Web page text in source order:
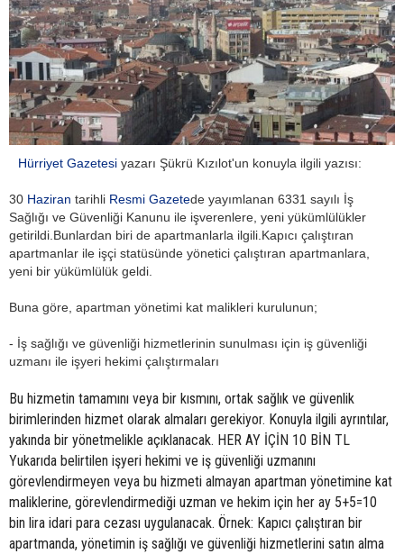
Hürriyet Gazetesi yazarı Şükrü Kızılot'un konuyla ilgili yazısı:
30 Haziran tarihli Resmi Gazetede yayımlanan 6331 sayılı İş
Sağlığı ve Güvenliği Kanunu ile işverenlere, yeni yükümlülükler
getirildi.Bunlardan biri de apartmanlarla ilgili.Kapıcı çalıştıran
apartmanlar ile işçi statüsünde yönetici çalıştıran apartmanlara,
yeni bir yükümlülük geldi.
Buna göre, apartman yönetimi kat malikleri kurulunun;
- İş sağlığı ve güvenliği hizmetlerinin sunulması için iş güvenliği
uzmanı ile işyeri hekimi çalıştırmaları
Bu hizmetin tamamını veya bir kısmını, ortak sağlık ve güvenlik
birimlerinden hizmet olarak almaları gerekiyor. Konuyla ilgili ayrıntılar,
yakında bir yönetmelikle açıklanacak. HER AY İÇİN 10 BİN TL
Yukarıda belirtilen işyeri hekimi ve iş güvenliği uzmanını
görevlendirmeyen veya bu hizmeti almayan apartman yönetimine kat
maliklerine, görevlendirmediği uzman ve hekim için her ay 5+5=10
bin lira idari para cezası uygulanacak. Örnek: Kapıcı çalıştıran bir
apartmanda, yönetimin iş sağlığı ve güvenliği hizmetlerini satın alma